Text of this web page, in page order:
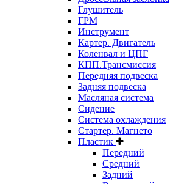
Глушитель
ГРМ
Инструмент
Картер. Двигатель
Коленвал и ЦПГ
КПП.Трансмиссия
Передняя подвеска
Задняя подвеска
Масляная система
Сидение
Система охлаждения
Стартер. Магнето
Пластик
Передний
Средний
Задний